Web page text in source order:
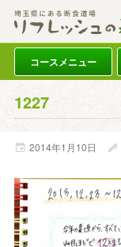
コースメニュー
1227
2014年1月10日